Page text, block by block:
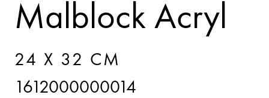
Malblock Acryl
24 X 32 CM
1612000000014